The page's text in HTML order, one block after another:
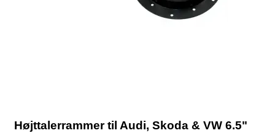
Højttalerrammer til Audi, Skoda & VW 6.5"